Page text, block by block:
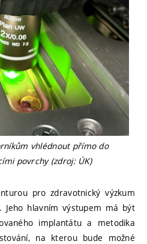
vhlédnout přímo do
povrchy (zdroj: ÚK)
pro zdravotnický výzkum
Jeho hlavním výstupem má být
implantátu a metodika
na kterou bude možné